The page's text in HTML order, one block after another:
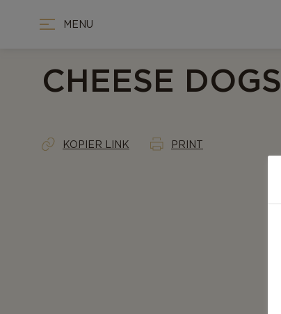
MENU
CHEESE DOGS
KOPIER LINK PRINT